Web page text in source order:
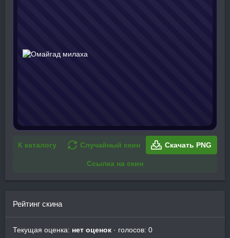
К каталогу Случайный скин Скачать PNG
Ссылка на скин
Рейтинг скина
Текущая оценка: нет оценок · голосов: 0